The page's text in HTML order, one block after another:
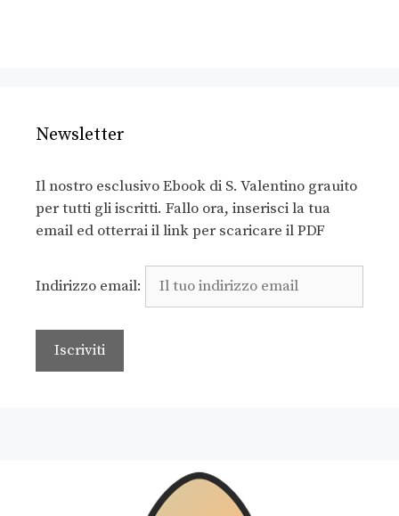
Newsletter
Il nostro esclusivo Ebook di S. Valentino grauito
per tutti gli iscritti. Fallo ora, inserisci la tua
email ed otterrai il link per scaricare il PDF
Indirizzo email: